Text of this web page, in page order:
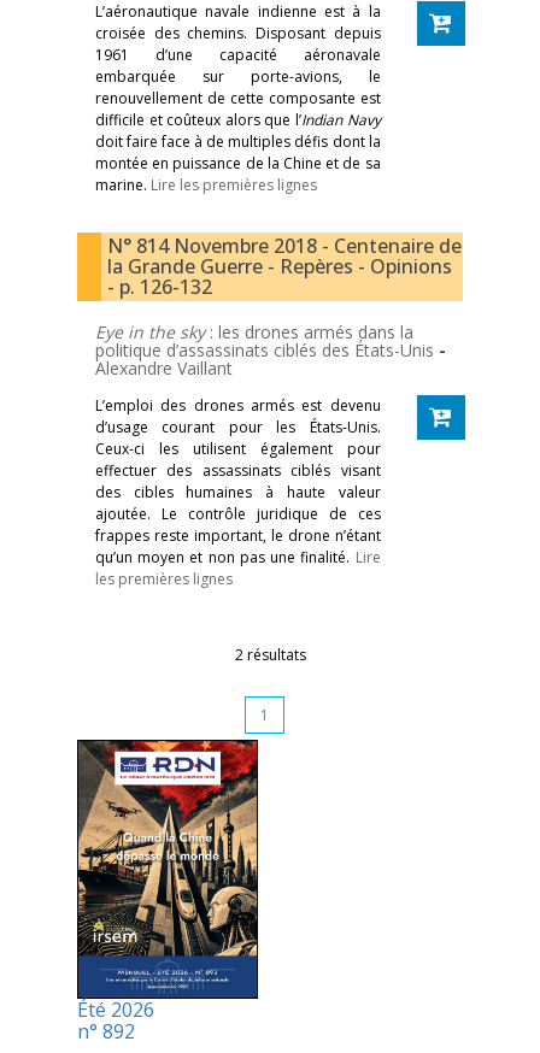
L’aéronautique navale indienne est à la
croisée des chemins. Disposant depuis
1961 d’une capacité aéronavale
embarquée sur porte-avions, le
renouvellement de cette composante est
difficile et coûteux alors que l’Indian Navy
doit faire face à de multiples défis dont la
montée en puissance de la Chine et de sa
marine. Lire les premières lignes
N° 814 Novembre 2018 - Centenaire de
la Grande Guerre - Repères - Opinions
- p. 126-132
Eye in the sky: les drones armés dans la
politique d’assassinats ciblés des États-Unis -
Alexandre Vaillant
L’emploi des drones armés est devenu
d’usage courant pour les États-Unis.
Ceux-ci les utilisent également pour
effectuer des assassinats ciblés visant
des cibles humaines à haute valeur
ajoutée. Le contrôle juridique de ces
frappes reste important, le drone n’étant
qu’un moyen et non pas une finalité. Lire
les premières lignes
2 résultats
1
Été 2026
n° 892